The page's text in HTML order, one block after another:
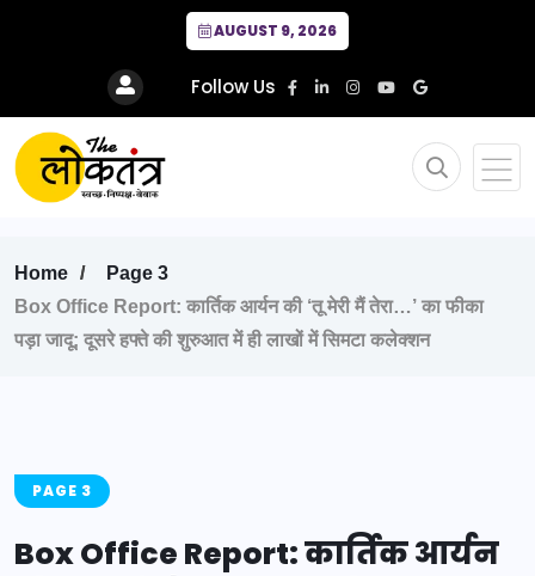
AUGUST 9, 2026
Follow Us
Home
Page 3
Box Office Report: कार्तिक आर्यन की ‘तू मेरी मैं तेरा…’ का फीका
पड़ा जादू; दूसरे हफ्ते की शुरुआत में ही लाखों में सिमटा कलेक्शन
PAGE 3
Box Office Report: कार्तिक आर्यन